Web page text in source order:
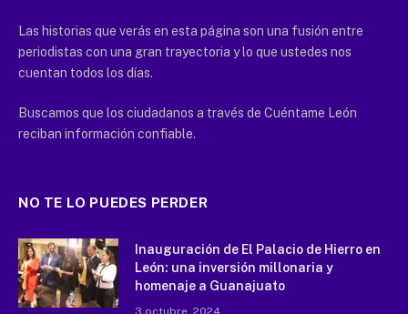
Las historias que verás en esta página son una fusión entre
periodistas con una gran trayectoria y lo que ustedes nos
cuentan todos los días.
Buscamos que los ciudadanos a través de Cuéntame León
reciban información confiable.
NO TE LO PUEDES PERDER
Inauguración de El Palacio de Hierro en
León: una inversión millonaria y
homenaje a Guanajuato